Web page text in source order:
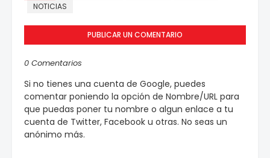
NOTICIAS
PUBLICAR UN COMENTARIO
0 Comentarios
Si no tienes una cuenta de Google, puedes
comentar poniendo la opción de Nombre/URL para
que puedas poner tu nombre o algun enlace a tu
cuenta de Twitter, Facebook u otras. No seas un
anónimo más.